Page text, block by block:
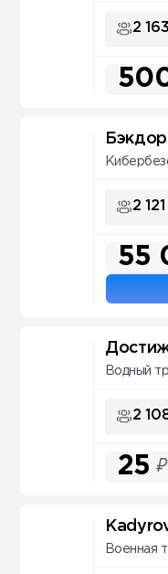
2
Бэкдор
2
55
Водный
2
25 ₽
Военная